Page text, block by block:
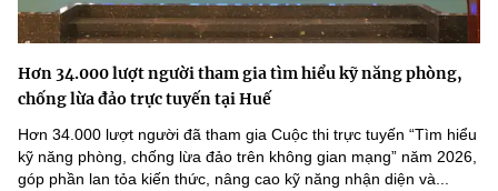
Hơn 34.000 lượt người tham gia tìm hiểu kỹ năng phòng,
chống lừa đảo trực tuyến tại Huế
Hơn 34.000 lượt người đã tham gia Cuộc thi trực tuyến “Tìm hiểu
kỹ năng phòng, chống lừa đảo trên không gian mạng” năm 2026,
góp phần lan tỏa kiến thức, nâng cao kỹ năng nhận diện và...